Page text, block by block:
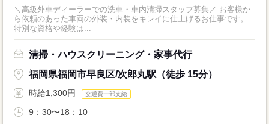
＼高級外車ディーラーでの洗車・車内清掃スタッフ募集／ お客様か
ら依頼のあった車両の外装・内装をキレイに仕上げるお仕事です。
特別な資格や経験は...
清掃・ハウスクリーニング・家事代行
福岡県福岡市早良区/次郎丸駅（徒歩 15分）
時給1,300円 交通費一部支給
9：30〜18：10